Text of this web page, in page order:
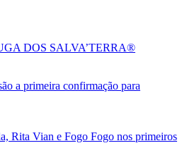
DOS SALVA’TERRA®
a primeira confirmação para
Rita Vian e Fogo Fogo nos primeiros